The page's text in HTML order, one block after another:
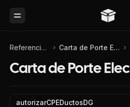
Toggle Menu
Referencia de API Carta de Porte Electrónica
Carta de Porte
autorizarCPEDuctosDG